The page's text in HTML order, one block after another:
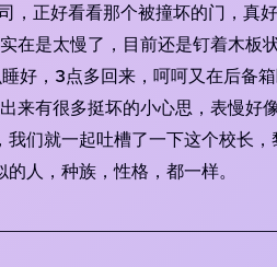
看看那个被撞坏的门，真好
在是太慢了，目前还是钉着木
好，3点多回来，呵呵又在后
有很多挺坏的小心思，表慢好
们就一起吐槽了一下这个校长
人，种族，性格，都一样。